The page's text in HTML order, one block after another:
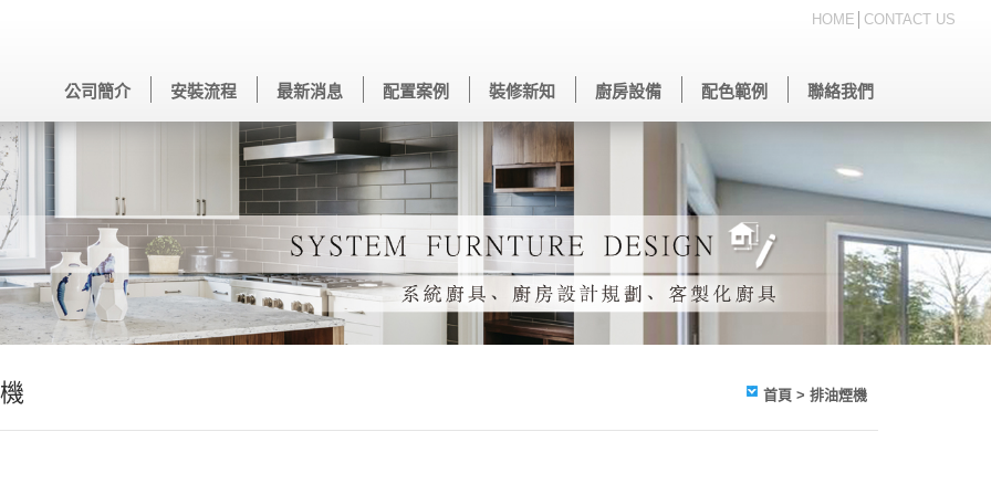
HOME CONTACT US
公司簡介 安裝流程 最新消息 配置案例 裝修新知 廚房設備 配色範例 聯絡我們
首頁 > 排油煙機